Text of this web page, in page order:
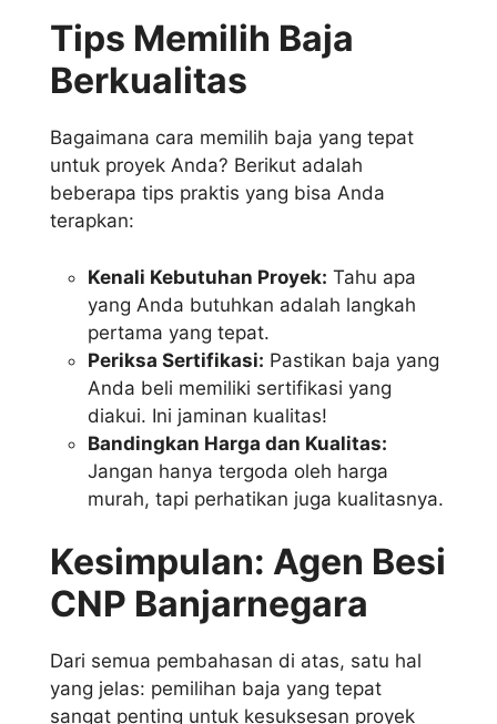
Tips Memilih Baja
Berkualitas
Bagaimana cara memilih baja yang tepat
untuk proyek Anda? Berikut adalah
beberapa tips praktis yang bisa Anda
terapkan:
Kenali Kebutuhan Proyek: Tahu apa
yang Anda butuhkan adalah langkah
pertama yang tepat.
Periksa Sertifikasi: Pastikan baja yang
Anda beli memiliki sertifikasi yang
diakui. Ini jaminan kualitas!
Bandingkan Harga dan Kualitas:
Jangan hanya tergoda oleh harga
murah, tapi perhatikan juga kualitasnya.
Kesimpulan: Agen Besi
CNP Banjarnegara
Dari semua pembahasan di atas, satu hal
yang jelas: pemilihan baja yang tepat
sangat penting untuk kesuksesan proyek